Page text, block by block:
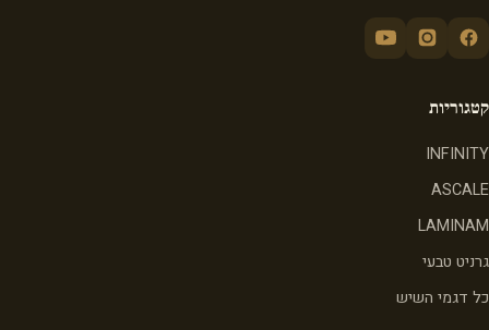
קטגוריות
INFINITY
ASCALE
LAMINAM
גרניט טבעי
כל דגמי השיש